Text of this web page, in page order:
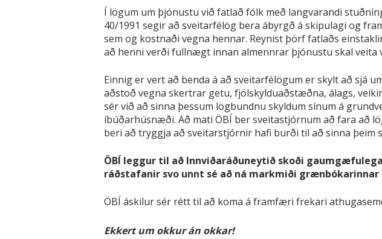
Í lögum um þjónustu við fatlað fólk með langvarandi
40/1991 segir að sveitarfélög bera ábyrgð á skipulagi og
sem og kostnaði vegna hennar. Reynist þörf fatlaðs
að henni verði fullnægt innan almennrar þjónustu skal veita
Einnig er vert að benda á að sveitarfélögum er skylt að sjá
aðstoð vegna skertrar getu, fjölskylduaðstæðna, álags,
sér við að sinna þessum lögbundnu skyldum sínum á
íbúðarhúsnæði. Að mati ÖBÍ ber sveitastjórnum að fara að
beri að tryggja að sveitarstjórnir hafi burði til að sinna
ÖBÍ leggur til að Innviðaráðuneytið skoði
ráðstafanir svo unnt sé að ná markmiði
ÖBÍ áskilur sér rétt til að koma á framfæri frekari
Ekkert um okkur án okkar!